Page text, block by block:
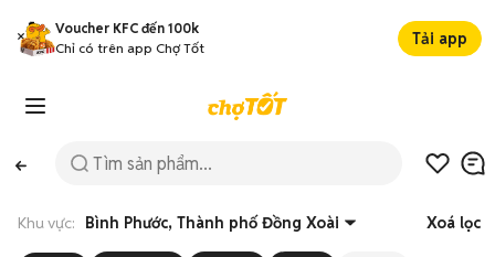
Voucher KFC đến 100k
Chỉ có trên app Chợ Tốt
Tải app
Khu vực: Bình Phước, Thành phố Đồng Xoài Xoá lọc